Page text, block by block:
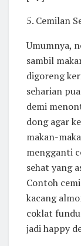
5. Cemilan
Umumnya,
sambil
digoreng
seharian
demi
dong agar
makan-
mengganti
sehat yang
Contoh
kacang
coklat
jadi happy